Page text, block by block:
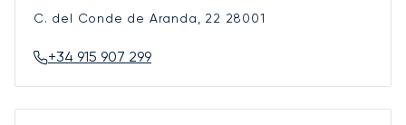
C. del Conde de Aranda, 22 28001
+34 915 907 299